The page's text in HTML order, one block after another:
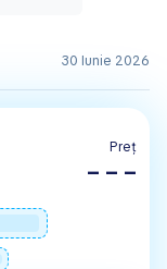
30 Iunie 2026
Preț
– – –